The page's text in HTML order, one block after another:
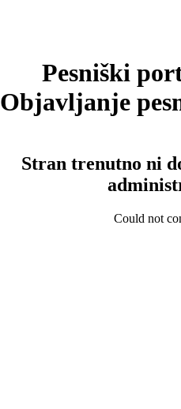
Pesniški
Objavljanje
Stran trenutno ni
Could not